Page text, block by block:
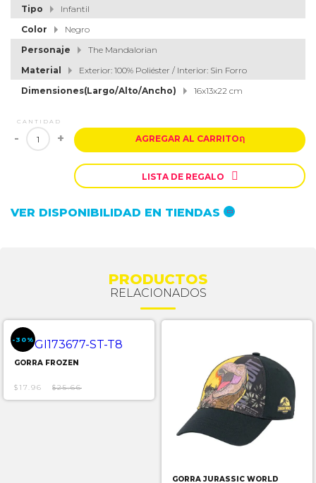
Tipo
Infantil
Color
Negro
Personaje
The Mandalorian
Material
Exterior: 100% Poliéster / Interior: Sin Forro
Dimensiones(Largo/Alto/Ancho)
16x13x22 cm
CANTIDAD
- + AGREGAR AL CARRITOຐ
LISTA DE REGALO 
VER DISPONIBILIDAD EN TIENDAS
PRODUCTOS
RELACIONADOS
-30%
GORRA FROZEN
$17.96 $25.66
GORRA JURASSIC WORLD